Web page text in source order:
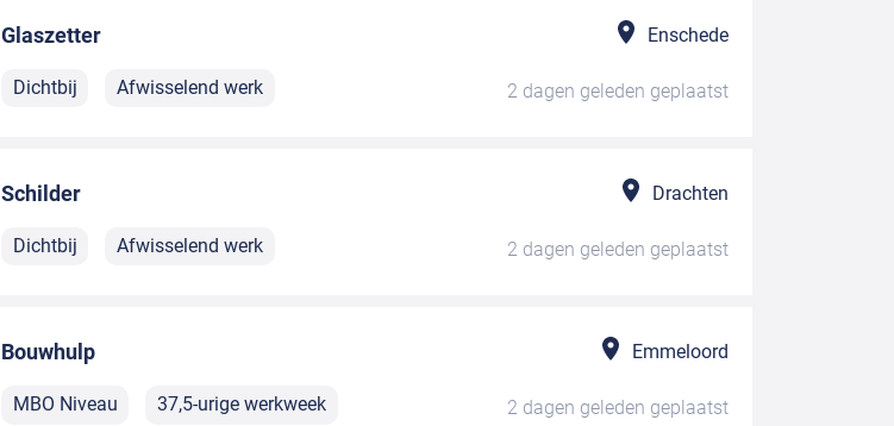
Glaszetter Enschede
Dichtbij Afwisselend werk 2 dagen geleden geplaatst
Schilder Drachten
Dichtbij Afwisselend werk 2 dagen geleden geplaatst
Bouwhulp Emmeloord
MBO Niveau 37,5-urige werkweek 2 dagen geleden geplaatst